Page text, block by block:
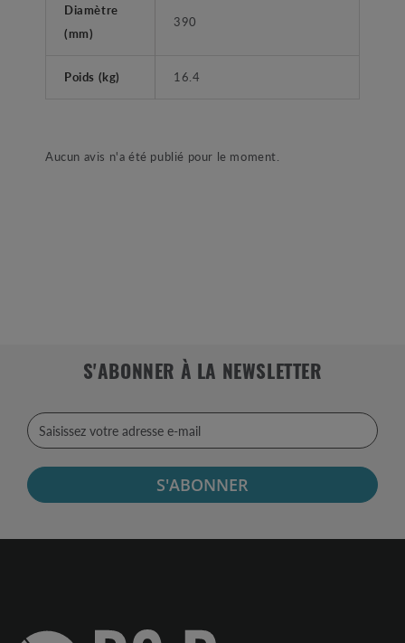
Diamètre
(mm)
390
Poids (kg) 16.4
Aucun avis n'a été publié pour le moment.
S'ABONNER À LA NEWSLETTER
S'ABONNER